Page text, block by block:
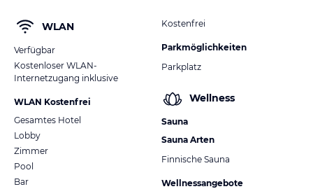
WLAN
Verfügbar
Kostenloser WLAN-
Internetzugang inklusive
WLAN Kostenfrei
Gesamtes Hotel
Lobby
Zimmer
Pool
Bar
Kostenfrei
Parkmöglichkeiten
Parkplatz
Wellness
Sauna
Sauna Arten
Finnische Sauna
Wellnessangebote